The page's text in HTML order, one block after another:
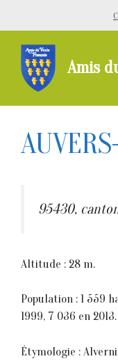
contenu
Amis
95430,
Altitude : 28 m.
Population : 1 559
1999, 7 036 en 2013.
Étymologie :